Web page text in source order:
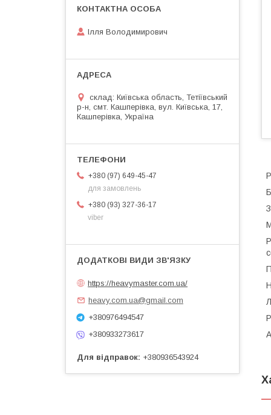
Ілля Володимирович
склад: Київська область, Тетіївський
р-н, смт. Кашперівка, вул. Київська, 17,
Кашперівка, Україна
+380 (97) 649-45-47
для замовлень
+380 (93) 327-36-17
viber
https://heavymaster.com.ua/
heavy.com.ua@gmail.com
+380976494547
+380933273617
Для відправок +380936543924